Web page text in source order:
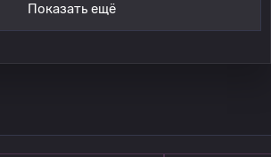
Показать ещё